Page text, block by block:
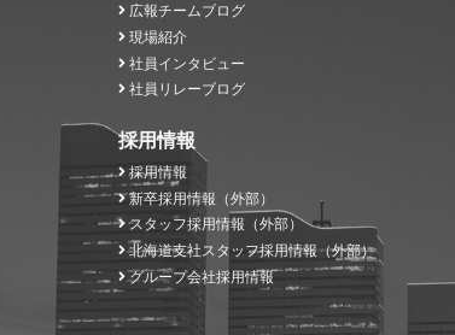
広報チームブログ
現場紹介
社員インタビュー
社員リレーブログ
採用情報
採用情報
新卒採用情報（外部）
スタッフ採用情報（外部）
北海道支社スタッフ採用情報（外部）
グループ会社採用情報